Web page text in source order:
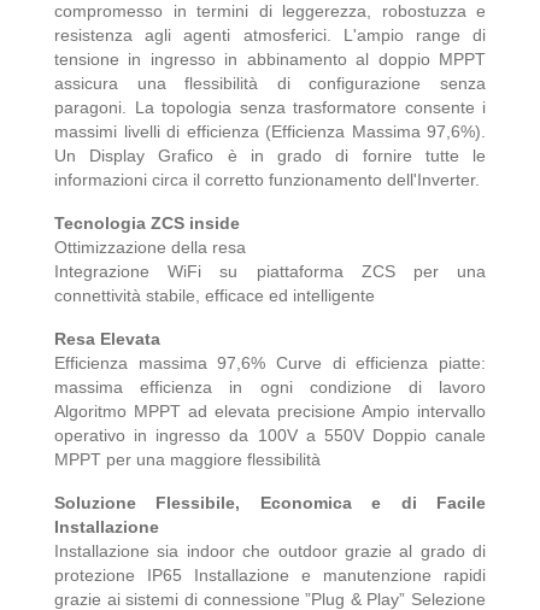
compromesso in termini di leggerezza, robostuzza e
resistenza agli agenti atmosferici. L'ampio range di
tensione in ingresso in abbinamento al doppio MPPT
assicura una flessibilità di configurazione senza
paragoni. La topologia senza trasformatore consente i
massimi livelli di efficienza (Efficienza Massima 97,6%).
Un Display Grafico è in grado di fornire tutte le
informazioni circa il corretto funzionamento dell'Inverter.
Tecnologia ZCS inside
Ottimizzazione della resa
Integrazione WiFi su piattaforma ZCS per una
connettività stabile, efficace ed intelligente
Resa Elevata
Efficienza massima 97,6% Curve di efficienza piatte:
massima efficienza in ogni condizione di lavoro
Algoritmo MPPT ad elevata precisione Ampio intervallo
operativo in ingresso da 100V a 550V Doppio canale
MPPT per una maggiore flessibilità
Soluzione Flessibile, Economica e di Facile
Installazione
Installazione sia indoor che outdoor grazie al grado di
protezione IP65 Installazione e manutenzione rapidi
grazie ai sistemi di connessione ”Plug & Play” Selezione